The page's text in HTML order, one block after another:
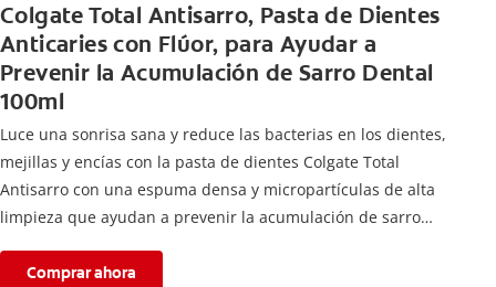
Colgate Total Antisarro, Pasta de Dientes
Anticaries con Flúor, para Ayudar a
Prevenir la Acumulación de Sarro Dental
100ml
Luce una sonrisa sana y reduce las bacterias en los dientes,
mejillas y encías con la pasta de dientes Colgate Total
Antisarro con una espuma densa y micropartículas de alta
limpieza que ayudan a prevenir la acumulación de sarro
Comprar ahora